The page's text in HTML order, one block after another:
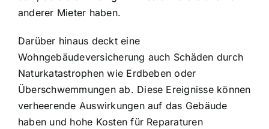
anderer Mieter haben.
Darüber hinaus deckt eine
Wohngebäudeversicherung auch Schäden durch
Naturkatastrophen wie Erdbeben oder
Überschwemmungen ab. Diese Ereignisse können
verheerende Auswirkungen auf das Gebäude
haben und hohe Kosten für Reparaturen